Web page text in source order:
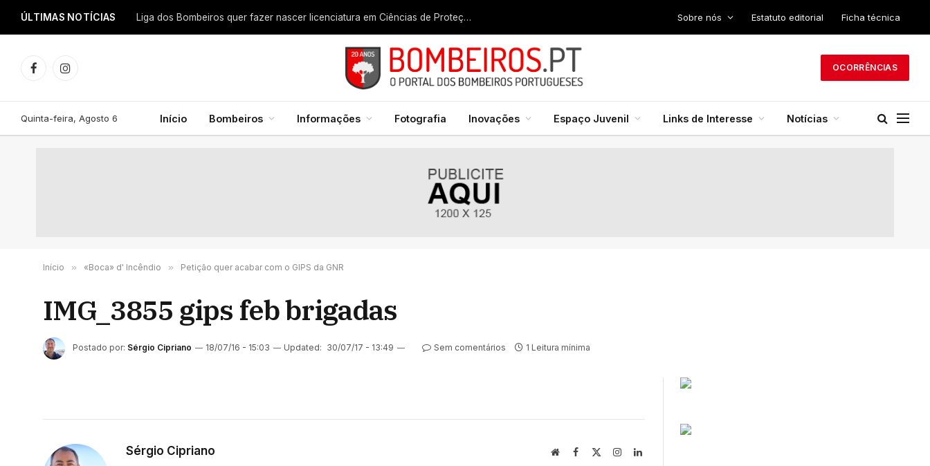
ÚLTIMAS NOTÍCIAS Liga dos Bombeiros quer fazer nascer licenciatura em Ciências de Proteção Civil e Bombeiros Sobre nós Estatuto editorial Ficha técnica
FacebookInstagram
OCORRÊNCIAS
Quinta-feira, Agosto 6 Início Bombeiros Informações Fotografia Inovações Espaço Juvenil Links de Interesse Notícias
Início » «Boca» d' Incêndio » Petição quer acabar com o GIPS da GNR
IMG_3855 gips feb brigadas
Postado por: Sérgio Cipriano 18/07/16 - 15:03 Updated: 30/07/17 - 13:49 Sem comentários 1 Leitura mínima
Sérgio Cipriano WebsiteFacebook InstagramLinkedIn